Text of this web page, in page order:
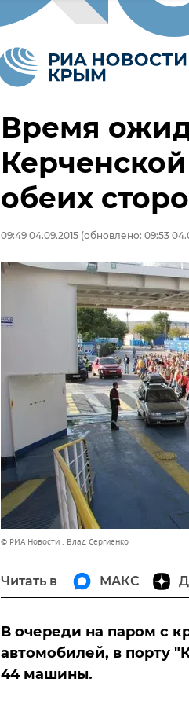
Время
обеих
09:49 04.09.2015 (обновлено: 09:53
© РИА Новости . Влад Сергиенко
Читать в МАКС
В очереди на паром с
автомобилей, в порту
44 машины.